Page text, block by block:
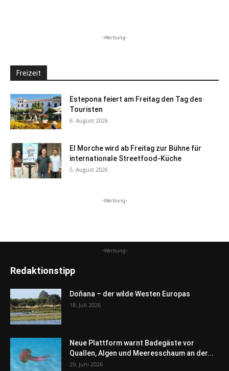
-Werbung-
Freizeit
Estepona feiert am Freitag den Tag des
Touristen
6. August 2026
El Morche wird ab Freitag zur Bühne für
internationale Streetfood-Küche
5. August 2026
-Werbung-
-Werbung-
Redaktionstipp
Doñana – der wilde Westen Europas
18. Juli 2026
Neue Plattform warnt Badegäste vor
Quallen, Algen und Meeresschaum an der...
29. Juni 2026